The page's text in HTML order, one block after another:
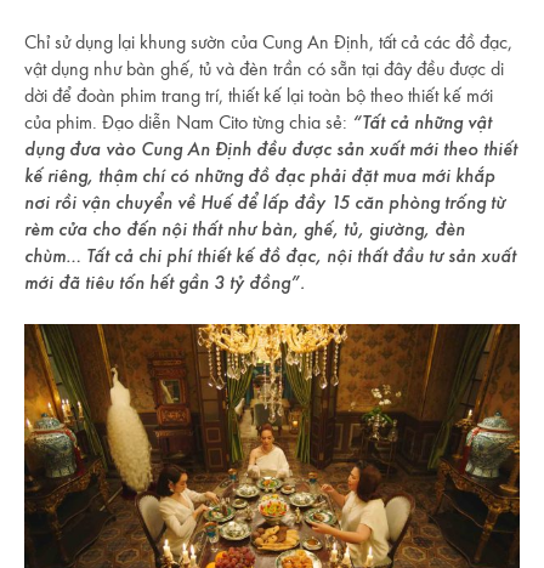
Chỉ sử dụng lại khung sườn của Cung An Định, tất cả các đồ đạc,
vật dụng như bàn ghế, tủ và đèn trần có sẵn tại đây đều được di
dời để đoàn phim trang trí, thiết kế lại toàn bộ theo thiết kế mới
của phim. Đạo diễn Nam Cito từng chia sẻ: “Tất cả những vật
dụng đưa vào Cung An Định đều được sản xuất mới theo thiết
kế riêng, thậm chí có những đồ đạc phải đặt mua mới khắp
nơi rồi vận chuyển về Huế để lấp đầy 15 căn phòng trống từ
rèm cửa cho đến nội thất như bàn, ghế, tủ, giường, đèn
chùm… Tất cả chi phí thiết kế đồ đạc, nội thất đầu tư sản xuất
mới đã tiêu tốn hết gần 3 tỷ đồng”.